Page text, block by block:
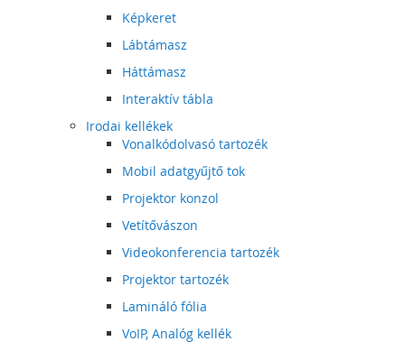
Képkeret
Lábtámasz
Háttámasz
Interaktív tábla
Irodai kellékek
Vonalkódolvasó tartozék
Mobil adatgyűjtő tok
Projektor konzol
Vetítővászon
Videokonferencia tartozék
Projektor tartozék
Lamináló fólia
VoIP, Analóg kellék